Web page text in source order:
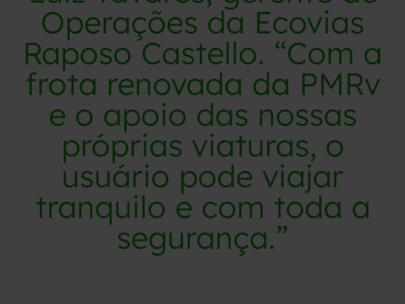
Operações da Ecovias
Raposo Castello. “Com a
frota renovada da PMRv
e o apoio das nossas
próprias viaturas, o
usuário pode viajar
tranquilo e com toda a
segurança.”